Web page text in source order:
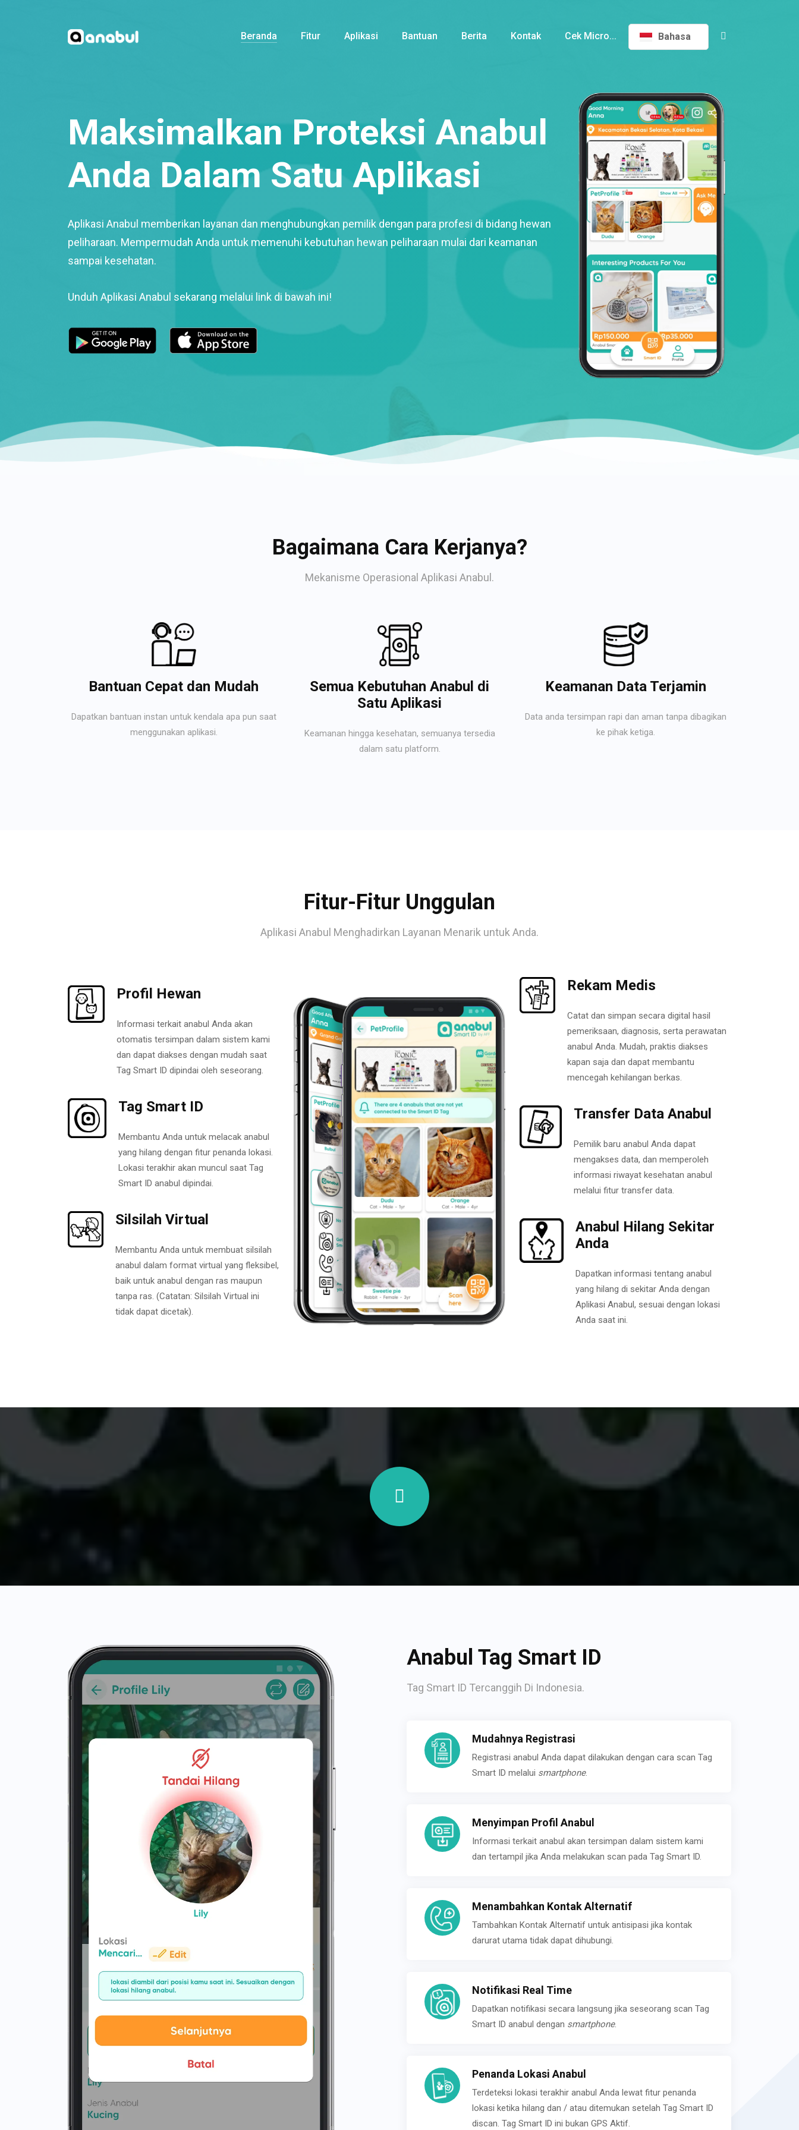
Beranda Fitur Aplikasi Bantuan Berita Kontak Cek Micro... Bahasa
Maksimalkan Proteksi Anabul
Anda Dalam Satu Aplikasi
Aplikasi Anabul memberikan layanan dan menghubungkan pemilik dengan para profesi di bidang hewan
peliharaan. Mempermudah Anda untuk memenuhi kebutuhan hewan peliharaan mulai dari keamanan
sampai kesehatan.
Unduh Aplikasi Anabul sekarang melalui link di bawah ini!
Bagaimana Cara Kerjanya?
Mekanisme Operasional Aplikasi Anabul.
Bantuan Cepat dan Mudah
Dapatkan bantuan instan untuk kendala apa pun saat
menggunakan aplikasi.
Semua Kebutuhan Anabul di
Satu Aplikasi
Keamanan hingga kesehatan, semuanya tersedia
dalam satu platform.
Keamanan Data Terjamin
Data anda tersimpan rapi dan aman tanpa dibagikan
ke pihak ketiga.
Fitur-Fitur Unggulan
Aplikasi Anabul Menghadirkan Layanan Menarik untuk Anda.
Profil Hewan
Informasi terkait anabul Anda akan
otomatis tersimpan dalam sistem kami
dan dapat diakses dengan mudah saat
Tag Smart ID dipindai oleh seseorang.
Tag Smart ID
Membantu Anda untuk melacak anabul
yang hilang dengan fitur penanda lokasi.
Lokasi terakhir akan muncul saat Tag
Smart ID anabul dipindai.
Silsilah Virtual
Membantu Anda untuk membuat silsilah
anabul dalam format virtual yang fleksibel,
baik untuk anabul dengan ras maupun
tanpa ras. (Catatan: Silsilah Virtual ini
tidak dapat dicetak).
Rekam Medis
Catat dan simpan secara digital hasil
pemeriksaan, diagnosis, serta perawatan
anabul Anda. Mudah, praktis diakses
kapan saja dan dapat membantu
mencegah kehilangan berkas.
Transfer Data Anabul
Pemilik baru anabul Anda dapat
mengakses data, dan memperoleh
informasi riwayat kesehatan anabul
melalui fitur transfer data.
Anabul Hilang Sekitar
Anda
Dapatkan informasi tentang anabul
yang hilang di sekitar Anda dengan
Aplikasi Anabul, sesuai dengan lokasi
Anda saat ini.
Anabul Tag Smart ID
Tag Smart ID Tercanggih Di Indonesia.
Mudahnya Registrasi
Registrasi anabul Anda dapat dilakukan dengan cara scan Tag
Smart ID melalui smartphone.
Menyimpan Profil Anabul
Informasi terkait anabul akan tersimpan dalam sistem kami
dan tertampil jika Anda melakukan scan pada Tag Smart ID.
Menambahkan Kontak Alternatif
Tambahkan Kontak Alternatif untuk antisipasi jika kontak
darurat utama tidak dapat dihubungi.
Notifikasi Real Time
Dapatkan notifikasi secara langsung jika seseorang scan Tag
Smart ID anabul dengan smartphone.
Penanda Lokasi Anabul
Terdeteksi lokasi terakhir anabul Anda lewat fitur penanda
lokasi ketika hilang dan / atau ditemukan setelah Tag Smart ID
discan. Tag Smart ID ini bukan GPS Aktif.